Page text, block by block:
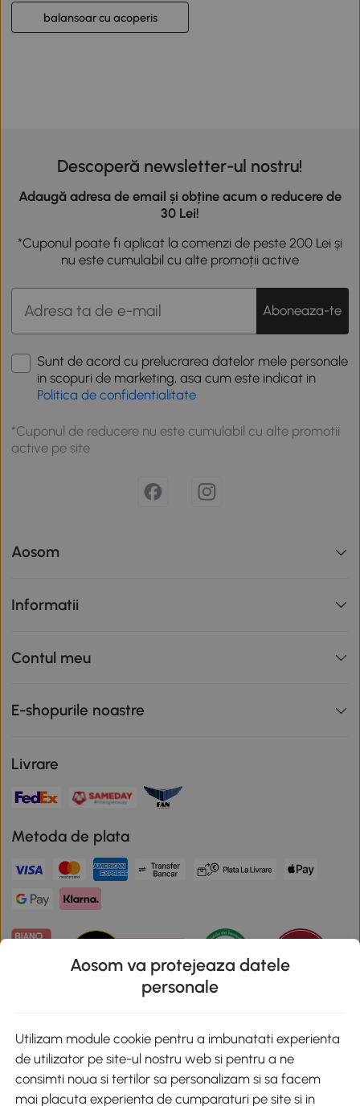
balansoar cu acoperis
Descoperă newsletter-ul nostru!
Adaugă adresa de email și obține acum o reducere de
30 Lei!
*Cuponul poate fi aplicat la comenzi de peste 200 Lei și
nu este cumulabil cu alte promoții active
Aboneaza-te
Sunt de acord cu prelucrarea datelor mele personale
in scopuri de marketing, asa cum este indicat in
Politica de confidentialitate
*Cuponul de reducere nu este cumulabil cu alte promotii
active pe site
Aosom
Informatii
Contul meu
E-shopurile noastre
Livrare
Metoda de plata
Descarca aplicatia Aosom
Google Play
Aosom va protejeaza datele
personale
Utilizam module cookie pentru a imbunatati experienta
de utilizator pe site-ul nostru web si pentru a ne
consimti noua si tertilor sa personalizam si sa facem
mai placuta experienta de cumparaturi pe site si in